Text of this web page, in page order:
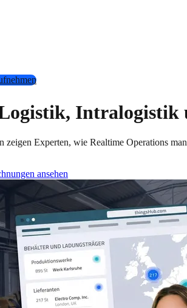
Intralogistik
zeigen Experten, wie Realtime Operations
ansehen